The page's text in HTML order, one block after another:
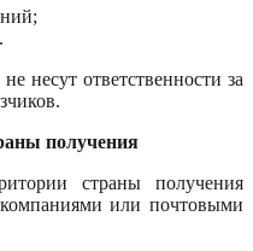
несут ответственности за
получения
страны получения
или почтовыми